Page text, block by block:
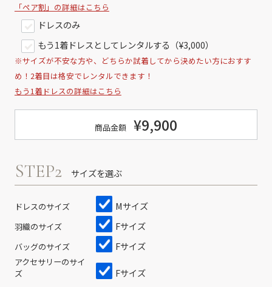
「ペア割」の詳細はこちら
ドレスのみ
もう1着ドレスとしてレンタルする（¥3,000）
※サイズが不安な方や、どちらか試着してから決めたい方におすす
め！2着目は格安でレンタルできます！
もう1着ドレスの詳細はこちら
商品金額 ¥9,900
STEP2 サイズを選ぶ
ドレスのサイズ Mサイズ
羽織のサイズ Fサイズ
バッグのサイズ Fサイズ
アクセサリーのサイ
ズ
Fサイズ